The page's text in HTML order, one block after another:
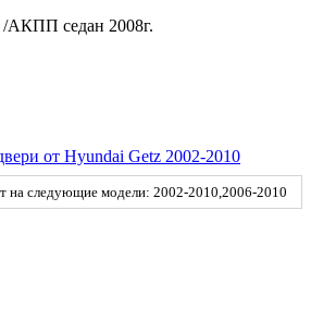
/АКПП седан 2008г.
от Hyundai Getz 2002-2010
на следующие модели: 2002-2010,2006-2010